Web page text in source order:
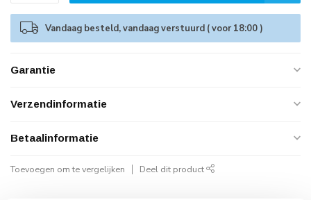
Vandaag besteld, vandaag verstuurd ( voor 18:00 )
Garantie
Verzendinformatie
Betaalinformatie
Toevoegen om te vergelijken Deel dit product